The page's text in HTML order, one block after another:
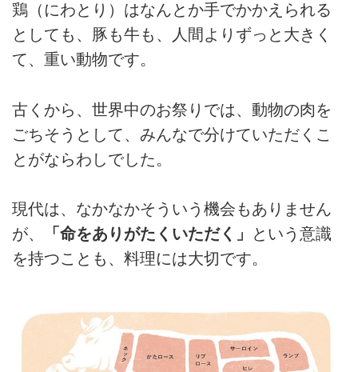
鶏（にわとり）はなんとか手でかかえられる
としても、豚も牛も、人間よりずっと大きく
て、重い動物です。
古くから、世界中のお祭りでは、動物の肉を
ごちそうとして、みんなで分けていただくこ
とがならわしでした。
現代は、なかなかそういう機会もありません
が、
「命をありがたくいただく」
という意識
を持つことも、料理には大切です。